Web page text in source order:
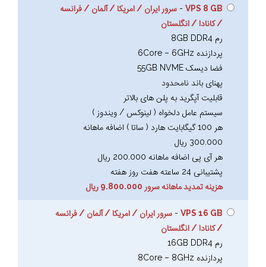
VPS 8 GB
- سرور ایران / امریکا / آلمان / فرانسه
/ کانادا / انگلستان
رم 8GB DDR4
پردازنده 6Core – 6GHz
فضا دیسک 55GB NVME
پهنای باند نامحدود
قابلیت آپگرید به پلن های بالاتر
سیستم عامل دلخواه ( لینوکس / ویندوز )
هر 100 گیگابایت هارد ( ساتا ) اضافه ماهانه
300.000 ریال
هر آی پی اضافه ماهانه 200.000 ریال
پشتیبانی 24 ساعته هفت روز هفته
هزینه تمدید ماهانه سرور 9.800.000 ریال
VPS 16 GB
- سرور ایران / امریکا / آلمان / فرانسه
/ کانادا / انگلستان
رم 16GB DDR4
پردازنده 8Core – 8GHz